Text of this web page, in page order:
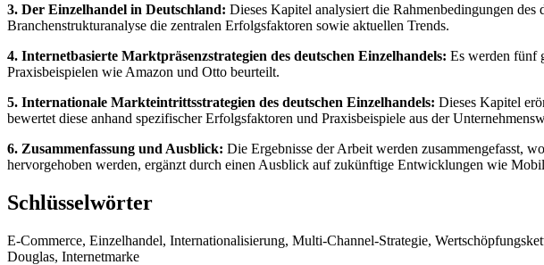
3. Der Einzelhandel in Deutschland: Dieses Kapitel analysiert die Rahmenbedingungen
Branchenstrukturanalyse die zentralen Erfolgsfaktoren sowie aktuellen Trends.
4. Internetbasierte Marktpräsenzstrategien des deutschen Einzelhandels: Es werden fünf
Praxisbeispielen wie Amazon und Otto beurteilt.
5. Internationale Markteintrittsstrategien des deutschen Einzelhandels: Dieses Kapitel
bewertet diese anhand spezifischer Erfolgsfaktoren und Praxisbeispiele aus der
6. Zusammenfassung und Ausblick: Die Ergebnisse der Arbeit werden zusammengefasst,
hervorgehoben werden, ergänzt durch einen Ausblick auf zukünftige Entwicklungen wie
Schlüsselwörter
E-Commerce, Einzelhandel, Internationalisierung, Multi-Channel-Strategie,
Douglas, Internetmarke